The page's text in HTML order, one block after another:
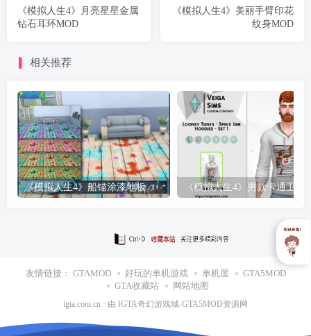
《模拟人生4》月亮星星金属
钻石耳环MOD
《模拟人生4》美丽手臂印花
纹身MOD
相关推荐
《模拟人生4》船锚涂漆地板MOD
友情链接： GTAMOD 好玩的单机游戏 单机屋
GTA5MOD
GTA收藏站
网站地图
igta.com.cn · 由 IGTA奇幻游戏城-GTA5MOD资源网